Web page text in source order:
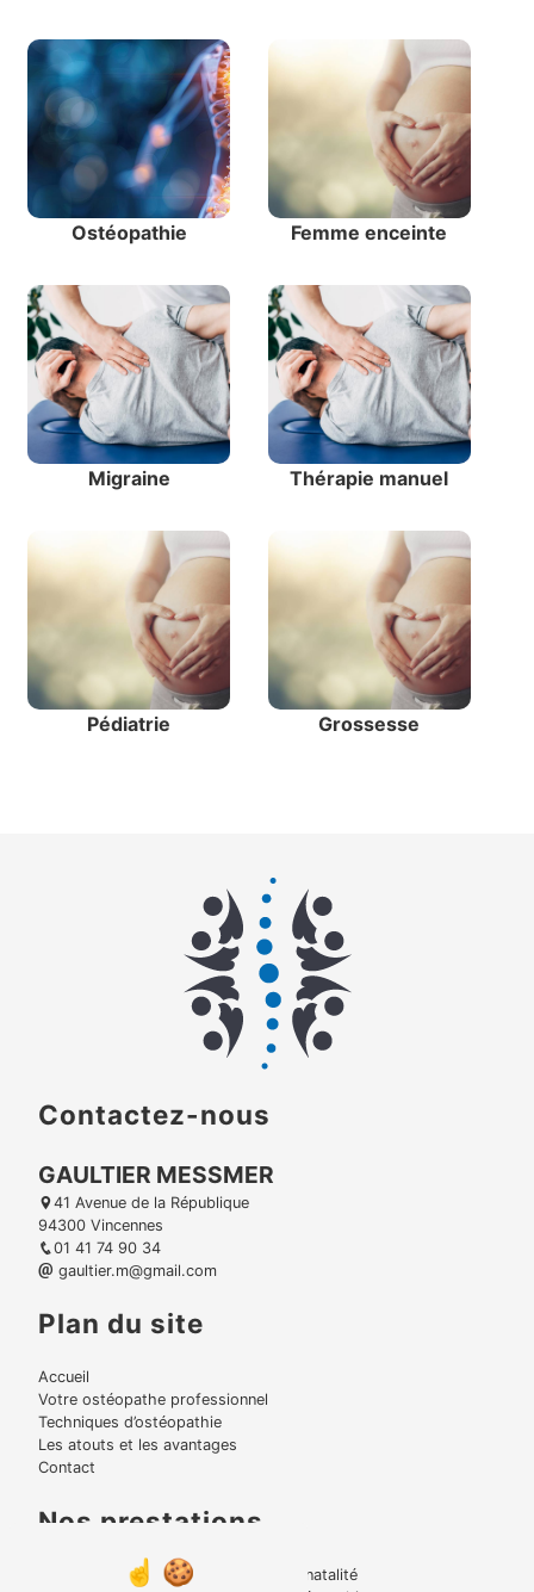
Ostéopathie Femme enceinte
Migraine Thérapie manuel
Pédiatrie Grossesse
Contactez-nous
GAULTIER MESSMER
41 Avenue de la République
94300 Vincennes
01 41 74 90 34
gaultier.m@gmail.com
Plan du site
Accueil
Votre ostéopathe professionnel
Techniques d’ostéopathie
Les atouts et les avantages
Contact
Nos prestations
Périnatalité